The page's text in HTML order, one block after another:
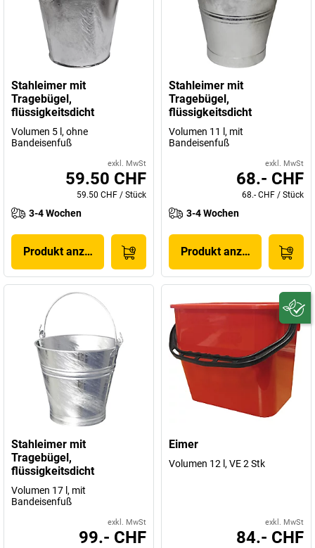
Stahleimer mit
Tragebügel,
flüssigkeitsdicht
Volumen 5 l, ohne
Bandeisenfuß
exkl. MwSt
59.50 CHF
59.50 CHF / Stück
3-4 Wochen
Produkt anzeigen
Stahleimer mit
Tragebügel,
flüssigkeitsdicht
Volumen 11 l, mit
Bandeisenfuß
exkl. MwSt
68.- CHF
68.- CHF / Stück
3-4 Wochen
Produkt anzeigen
Stahleimer mit
Tragebügel,
flüssigkeitsdicht
Volumen 17 l, mit
Bandeisenfuß
exkl. MwSt
99.- CHF
Eimer
Volumen 12 l, VE 2 Stk
exkl. MwSt
84.- CHF